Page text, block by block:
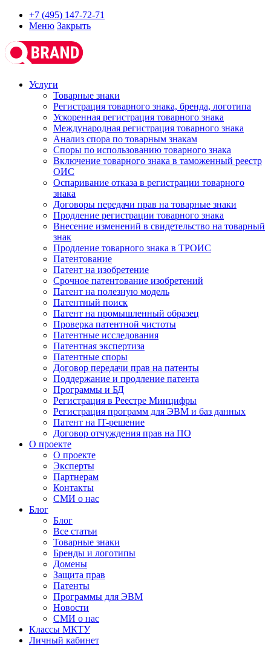
+7 (495) 147-72-71
Меню Закрыть
Услуги
Товарные знаки
Регистрация товарного знака, бренда, логотипа
Ускоренная регистрация товарного знака
Международная регистрация товарного знака
Анализ спора по товарным знакам
Споры по использованию товарного знака
Включение товарного знака в таможенный реестр
ОИС
Оспаривание отказа в регистрации товарного
знака
Договоры передачи прав на товарные знаки
Продление регистрации товарного знака
Внесение изменений в свидетельство на товарный
знак
Продление товарного знака в ТРОИС
Патентование
Патент на изобретение
Срочное патентование изобретений
Патент на полезную модель
Патентный поиск
Патент на промышленный образец
Проверка патентной чистоты
Патентные исследования
Патентная экспертиза
Патентные споры
Договор передачи прав на патенты
Поддержание и продление патента
Программы и БД
Регистрация в Реестре Минцифры
Регистрация программ для ЭВМ и баз данных
Патент на IT-решение
Договор отчуждения прав на ПО
О проекте
О проекте
Эксперты
Партнерам
Контакты
СМИ о нас
Блог
Блог
Все статьи
Товарные знаки
Бренды и логотипы
Домены
Защита прав
Патенты
Программы для ЭВМ
Новости
СМИ о нас
Классы МКТУ
Личный кабинет